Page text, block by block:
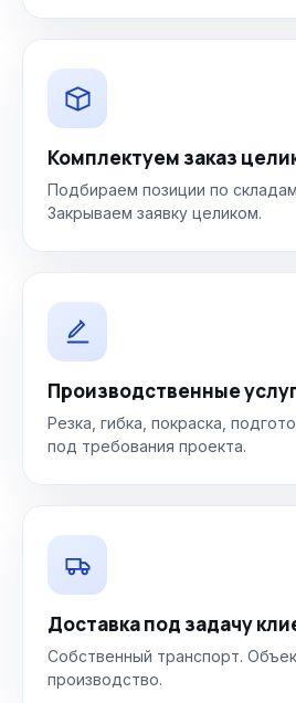
Комплектуем заказ
Подбираем позиции по
Закрываем заявку целиком.
Производственные
Резка, гибка, покраска,
под требования проекта.
Доставка под задачу
Собственный транспорт.
производство.